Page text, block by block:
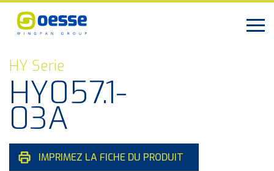
HY Serie
HY057.1-
03A
IMPRIMEZ LA FICHE DU PRODUIT